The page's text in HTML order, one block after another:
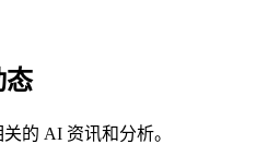
态
的 AI 资讯和分析。